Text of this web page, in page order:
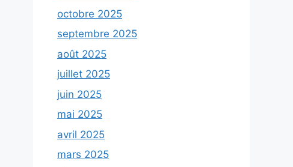
octobre 2025
septembre 2025
août 2025
juillet 2025
juin 2025
mai 2025
avril 2025
mars 2025